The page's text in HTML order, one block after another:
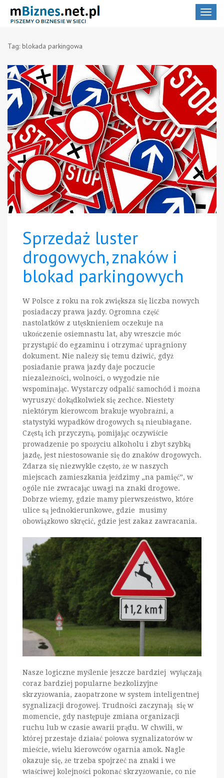
Toggle
Tag: blokada parkingowa
Sprzedaż luster
drogowych, znaków i
blokad parkingowych
W Polsce z roku na rok zwiększa się liczba nowych
posiadaczy prawa jazdy. Ogromna część
nastolatków z utęsknieniem oczekuje na
ukończenie osiemnastu lat, aby wreszcie móc
przystąpić do egzaminu i otrzymać upragniony
dokument. Nie należy się temu dziwić, gdyż
posiadanie prawa jazdy daje poczucie
niezależności, wolności, o wygodzie nie
wspominając. Wystarczy odpalić samochód i można
wyruszyć dokądkolwiek się zechce. Niestety
niektórym kierowcom brakuje wyobraźni, a
statystyki wypadków drogowych są nieubłagane.
Częstą ich przyczyną, pomijając oczywiście
prowadzenie po spożyciu alkoholu i zbyt szybką
jazdę, jest niestosowanie się do znaków drogowych.
Zdarza się niezwykle często, że w naszych
miejscach zamieszkania jeździmy „na pamięć”, w
ogóle nie zwracając uwagi na znaki drogowe.
Dobrze wiemy, gdzie mamy pierwszeństwo, które
ulice są jednokierunkowe, gdzie musimy
obowiązkowo skręcić, gdzie jest zakaz zawracania.
Nasze logiczne myślenie jeszcze bardziej wyłączają
coraz bardziej popularne bezkolizyjne
skrzyżowania, zaopatrzone w system inteligentnej
sygnalizacji drogowej. Trudności zaczynają się w
momencie, gdy następuje zmiana organizacji
ruchu lub w czasie awarii prądu. W chwili, w
której przestaje działać połowa sygnalizatorów w
mieście, wielu kierowców ogarnia amok. Nagle
okazuje się, że trzeba spojrzeć na znaki i we
właściwej kolejności pokonać skrzyżowanie, co nie